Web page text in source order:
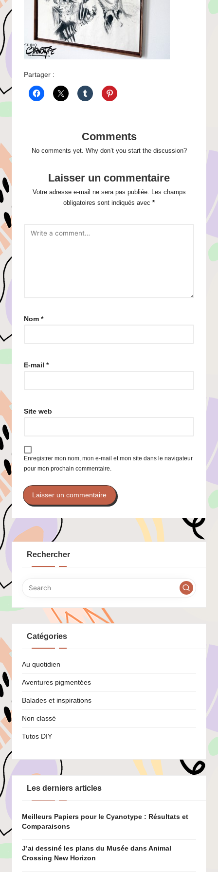
Partager :
Comments
No comments yet. Why don’t you start the discussion?
Laisser un commentaire
Votre adresse e-mail ne sera pas publiée.
Les champs
obligatoires sont indiqués avec *
Nom *
E-mail *
Site web
Enregistrer mon nom, mon e-mail et mon site dans le navigateur
pour mon prochain commentaire.
Rechercher
Catégories
Au quotidien
Aventures pigmentées
Balades et inspirations
Non classé
Tutos DIY
Les derniers articles
Meilleurs Papiers pour le Cyanotype : Résultats et
Comparaisons
J’ai dessiné les plans du Musée dans Animal
Crossing New Horizon